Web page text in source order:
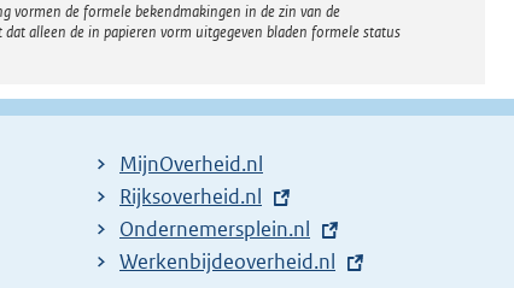
vormen de formele bekendmakingen in de zin van de
alleen de in papieren vorm uitgegeven bladen formele status
MijnOverheid.nl
E
x
t
Rijksoverheid.nl
E
x
Ondernemersplein.nl
E
Werkenbijdeoverheid.nl